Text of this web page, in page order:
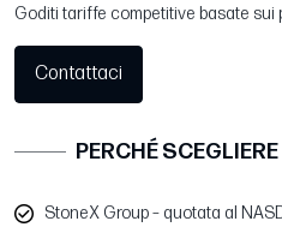
Goditi tariffe competitive basate sui
Contattaci
PERCHÉ
StoneX Group – quotata al